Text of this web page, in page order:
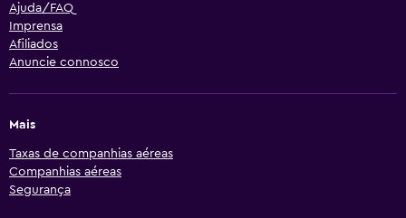
Ajuda/FAQ
Imprensa
Afiliados
Anuncie connosco
Mais
Taxas de companhias aéreas
Companhias aéreas
Segurança